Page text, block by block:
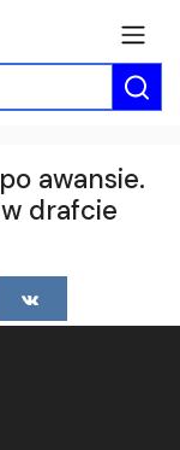
awansie.
drafcie